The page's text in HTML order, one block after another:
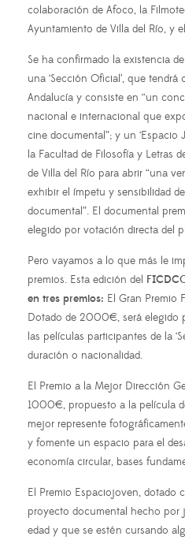
colaboración de Afoco, la
Ayuntamiento de Villa del Río, y
Se ha confirmado la existencia
una ‘Sección Oficial’, que
Andalucía y consiste en “un
nacional e internacional que
cine documental”; y un ‘Espacio
la Facultad de Filosofía y Letras
de Villa del Río para abrir “una
exhibir el ímpetu y sensibilidad
documental”. El documental
elegido por votación directa del
Pero vayamos a lo que más le
premios. Esta edición del
en tres premios: El Gran Premio
Dotado de 2000€, será elegido
las películas participantes de la
duración o nacionalidad.
El Premio a la Mejor Dirección
1000€, propuesto a la película
mejor represente
y fomente un espacio para el
economía circular, bases
El Premio Espaciojoven,
proyecto documental hecho por
edad y que se estén cursando